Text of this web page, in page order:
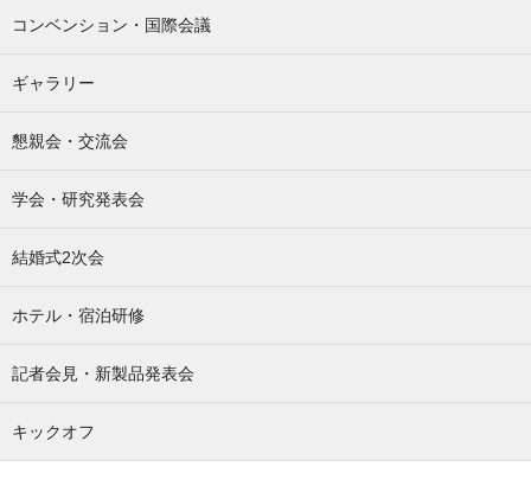
コンベンション・国際会議
ギャラリー
懇親会・交流会
学会・研究発表会
結婚式2次会
ホテル・宿泊研修
記者会見・新製品発表会
キックオフ